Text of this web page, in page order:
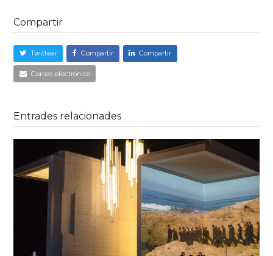
Compartir
Twittear Compartir Compartir
Correo electrónico
Entrades relacionades